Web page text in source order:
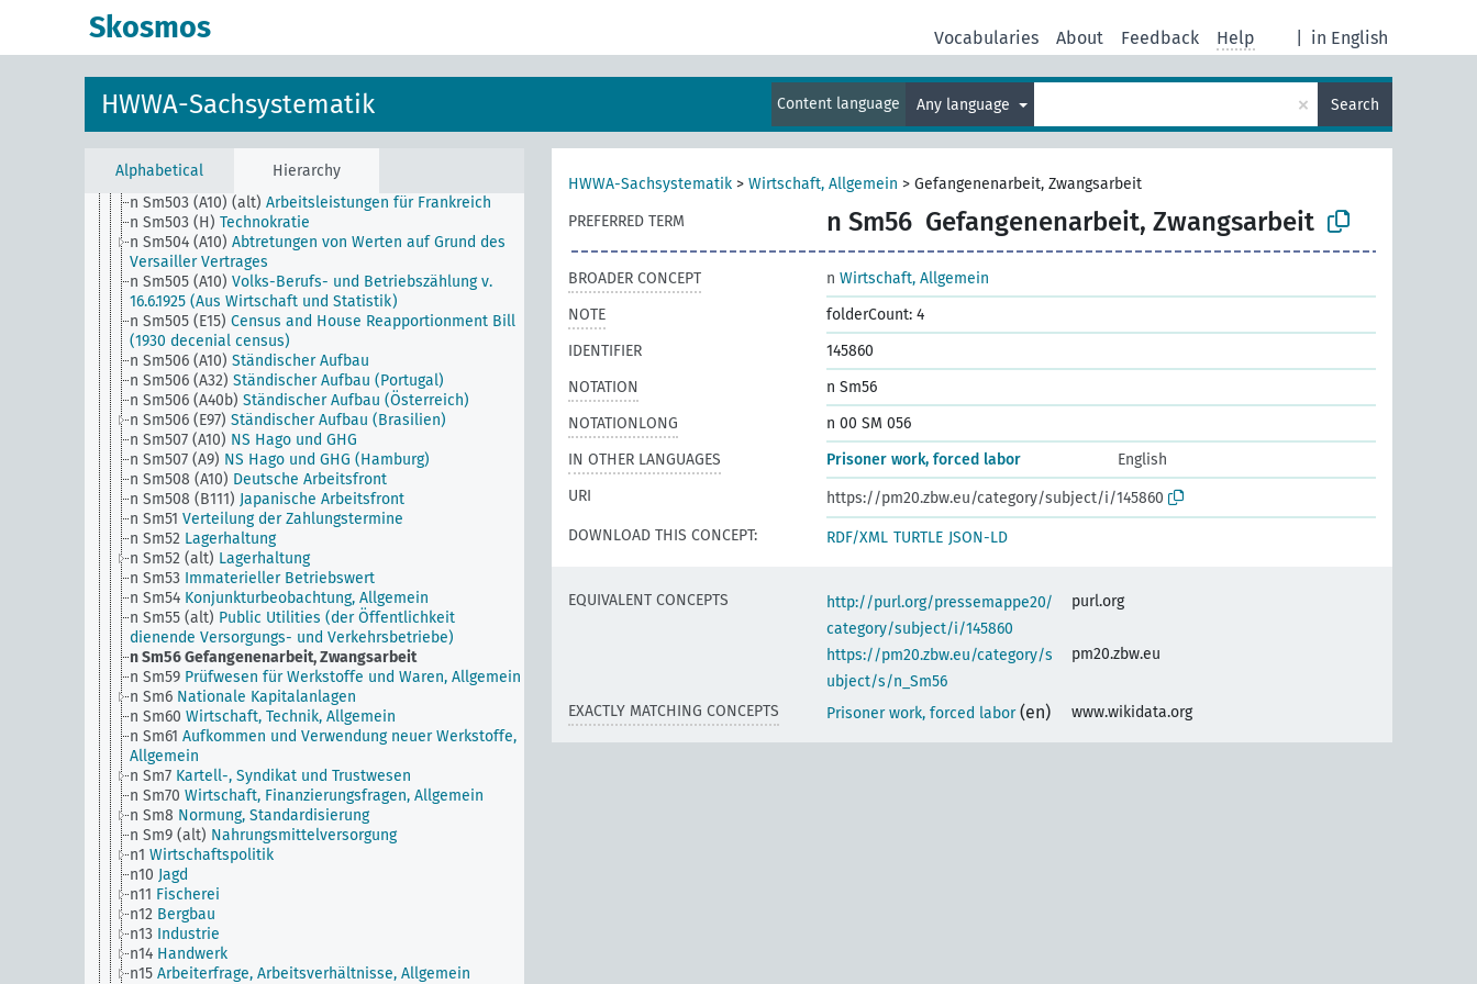
Skosmos in English
Vocabularies About Feedback Help
HWWA-Sachsystematik Content language Any language × Search
Alphabetical Hierarchy
n Sm501 (C114)
Kanada)
Warenkunde
n Sm502 (H) (alt)
Allgemein betriebswirtschaftliche
Fragen
n Sm503 (A10) (alt) Arbeitsleistungen für Frankreich
n Sm503 (H) Technokratie
n Sm504 (A10) Abtretungen von Werten auf Grund des
Versailler Vertrages
n Sm505 (A10) Volks-Berufs- und Betriebszählung v.
16.6.1925 (Aus Wirtschaft und Statistik)
n Sm505 (E15) Census and House Reapportionment Bill
(1930 decenial census)
n Sm506 (A10) Ständischer Aufbau
n Sm506 (A32) Ständischer Aufbau (Portugal)
n Sm506 (A40b) Ständischer Aufbau (Österreich)
n Sm506 (E97) Ständischer Aufbau (Brasilien)
n Sm507 (A10) NS Hago und GHG
n Sm507 (A9) NS Hago und GHG (Hamburg)
n Sm508 (A10) Deutsche Arbeitsfront
n Sm508 (B111) Japanische Arbeitsfront
n Sm51 Verteilung der Zahlungstermine
n Sm52 Lagerhaltung
n Sm52 (alt) Lagerhaltung
n Sm53 Immaterieller Betriebswert
n Sm54 Konjunkturbeobachtung, Allgemein
n Sm55 (alt) Public Utilities (der Öffentlichkeit
dienende Versorgungs- und Verkehrsbetriebe)
n Sm56Gefangenenarbeit, Zwangsarbeit
n Sm59 Prüfwesen für Werkstoffe und Waren, Allgemein
n Sm6 Nationale Kapitalanlagen
n Sm60 Wirtschaft, Technik, Allgemein
n Sm61 Aufkommen und Verwendung neuer Werkstoffe,
Allgemein
n Sm7 Kartell-, Syndikat und Trustwesen
n Sm70 Wirtschaft, Finanzierungsfragen, Allgemein
n Sm8 Normung, Standardisierung
n Sm9 (alt) Nahrungsmittelversorgung
n1 Wirtschaftspolitik
n10 Jagd
n11 Fischerei
n12 Bergbau
n13 Industrie
n14 Handwerk
n15 Arbeiterfrage, Arbeitsverhältnisse, Allgemein
HWWA-Sachsystematik > Wirtschaft, Allgemein > Gefangenenarbeit, Zwangsarbeit
PREFERRED TERM
n Sm56 Gefangenenarbeit, Zwangsarbeit
BROADER CONCEPT n Wirtschaft, Allgemein
NOTE
folderCount: 4
IDENTIFIER
145860
NOTATION
n Sm56
NOTATIONLONG
n 00 SM 056
IN OTHER LANGUAGES
Prisoner work, forced labor
English
URI
https://pm20.zbw.eu/category/subject/i/145860
DOWNLOAD THIS CONCEPT:
RDF/XML TURTLE JSON-LD
EQUIVALENT CONCEPTS
http://purl.org/pressemappe20/
category/subject/i/145860
purl.org
https://pm20.zbw.eu/category/s
ubject/s/n_Sm56
pm20.zbw.eu
EXACTLY MATCHING CONCEPTS Prisoner work, forced labor (en) www.wikidata.org